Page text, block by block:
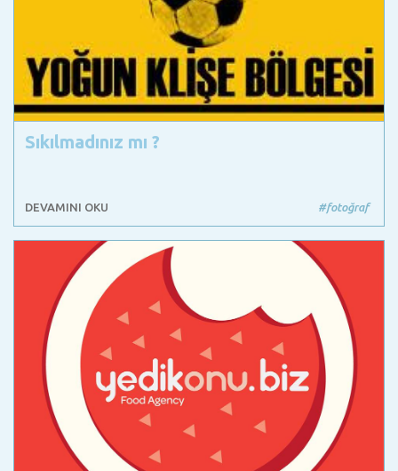
Sıkılmadınız mı ?
DEVAMINI OKU #fotoğraf